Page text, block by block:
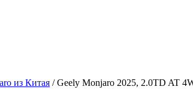
из Китая / Geely Monjaro 2025, 2.0TD AT